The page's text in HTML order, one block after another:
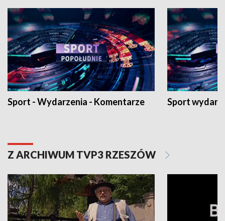
Sport - Wydarzenia - Komentarze Sport
Z ARCHIWUM TVP3 RZESZÓW